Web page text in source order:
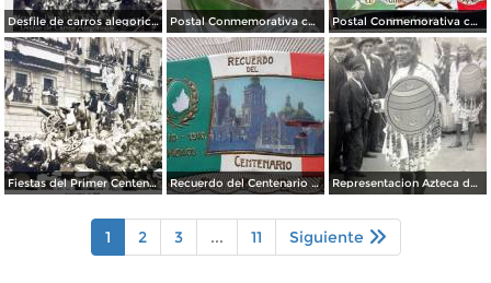
Desfile de carros alegoricos Fiestas del Centenario ( Sep-1910 ) por el Fotógrafo Fernando Kososky. Postal Conmemorativa con motivo del Primer Centenario de nuestra Independencia ( Septiembre de 1910) Postal Conmemorativa con motivo del Centenario de nuestra Independencia ( Septiembre de 1910)
Fiestas del Primer Centenario de la Independencia de Mexico ( 16 de Septiembre de 1910) Por el Fotografo Felix Miret Recuerdo del Centenario 16 de Septiembre de 1910. Representacion Azteca durante el desfile del Centenario 16 de Septiembre de 1910.
1 2 3 ... 11 Siguiente